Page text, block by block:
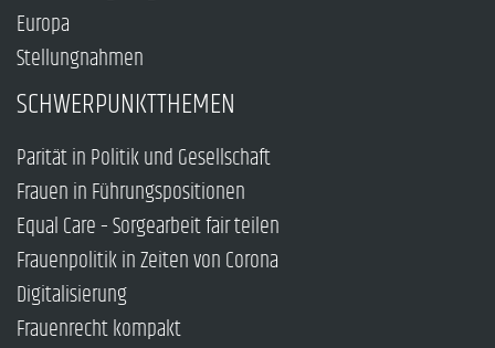
Europa
Stellungnahmen
SCHWERPUNKTTHEMEN
Parität in Politik und Gesellschaft
Frauen in Führungspositionen
Equal Care – Sorgearbeit fair teilen
Frauenpolitik in Zeiten von Corona
Digitalisierung
Frauenrecht kompakt